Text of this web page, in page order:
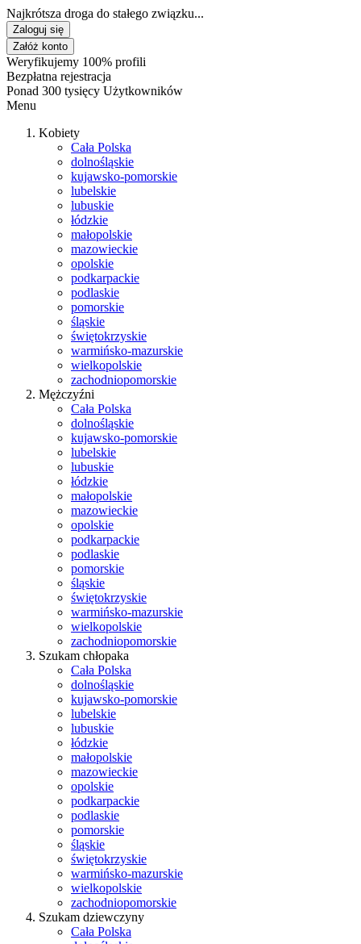
Najkrótsza droga do stałego związku...
Zaloguj się
Załóż konto
Weryfikujemy 100% profili
Bezpłatna rejestracja
Ponad 300 tysięcy Użytkowników
Menu
Kobiety
Cała Polska
dolnośląskie
kujawsko-pomorskie
lubelskie
lubuskie
łódzkie
małopolskie
mazowieckie
opolskie
podkarpackie
podlaskie
pomorskie
śląskie
świętokrzyskie
warmińsko-mazurskie
wielkopolskie
zachodniopomorskie
Mężczyźni
Cała Polska
dolnośląskie
kujawsko-pomorskie
lubelskie
lubuskie
łódzkie
małopolskie
mazowieckie
opolskie
podkarpackie
podlaskie
pomorskie
śląskie
świętokrzyskie
warmińsko-mazurskie
wielkopolskie
zachodniopomorskie
Szukam chłopaka
Cała Polska
dolnośląskie
kujawsko-pomorskie
lubelskie
lubuskie
łódzkie
małopolskie
mazowieckie
opolskie
podkarpackie
podlaskie
pomorskie
śląskie
świętokrzyskie
warmińsko-mazurskie
wielkopolskie
zachodniopomorskie
Szukam dziewczyny
Cała Polska